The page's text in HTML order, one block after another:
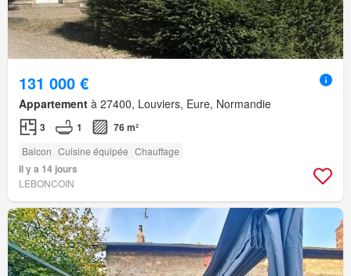
131 000 €
Appartement à 27400, Louviers, Eure, Normandie
3 1 76 m²
Balcon Cuisine équipée Chauffage
Il y a 14 jours
LEBONCOIN